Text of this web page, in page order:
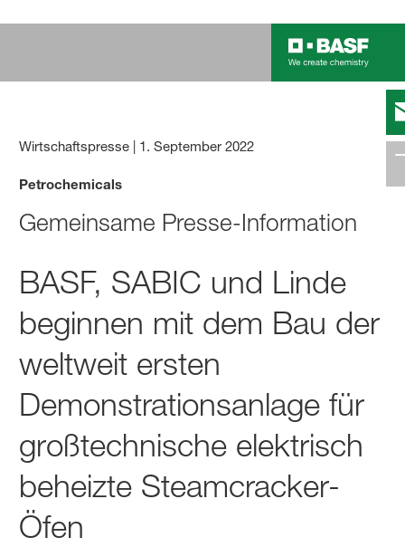
Wirtschaftspresse | 1. September 2022
Petrochemicals
Gemeinsame Presse-Information
BASF, SABIC und Linde
beginnen mit dem Bau der
weltweit ersten
Demonstrationsanlage für
großtechnische elektrisch
beheizte Steamcracker-
Öfen